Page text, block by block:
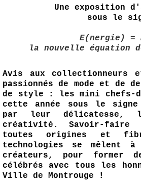
Une exposition
sous le
E(nergie)
la nouvelle équation
Avis aux collectionneurs
passionnés de mode et
de style : les mini chefs-
cette année sous le signe
par leur délicatesse,
créativité. Savoir-faire
toutes origines et
technologies se mêlent
créateurs, pour former
célébrés avec tous les
Ville de Montrouge !